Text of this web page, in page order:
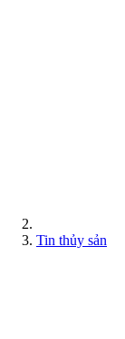
Tin thủy sản